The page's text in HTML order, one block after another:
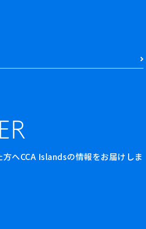
へCCA Islandsの情報をお届けしま